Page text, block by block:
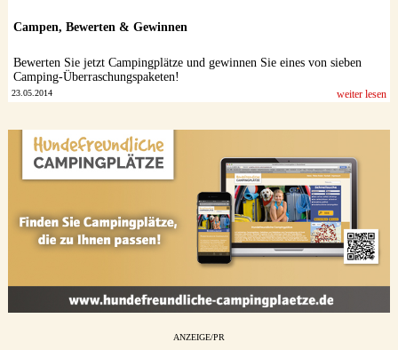
Campen, Bewerten & Gewinnen
Bewerten Sie jetzt Campingplätze und gewinnen Sie eines von sieben
Camping-Überraschungspaketen!
23.05.2014 weiter lesen
ANZEIGE/PR